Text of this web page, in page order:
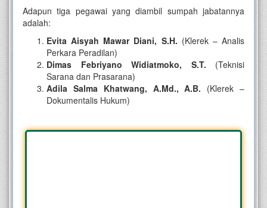
Adapun tiga pegawai yang diambil sumpah jabatannya
adalah:
Evita Aisyah Mawar Diani, S.H. (Klerek – Analis
Perkara Peradilan)
Dimas Febriyano Widiatmoko, S.T. (Teknisi
Sarana dan Prasarana)
Adila Salma Khatwang, A.Md., A.B. (Klerek –
Dokumentalis Hukum)